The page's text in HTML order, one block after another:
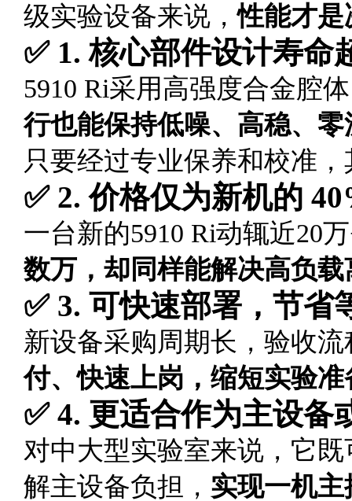
级实验设备来说，性能才是
✅ 1. 核心部件设计寿命
5910 Ri采用高强度合金腔
行也能保持低噪、高稳、零
只要经过专业保养和校准
✅ 2. 价格仅为新机的
一台新的5910 Ri动辄近20
数万，却同样能解决高负载
✅ 3. 可快速部署，节省
新设备采购周期长，验收
付、快速上岗，缩短实验准
✅ 4. 更适合作为主设备
对中大型实验室来说，它
解主设备负担， 实现一机